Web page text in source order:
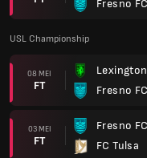
Oakland
USL Championship
18 APR.
FT
Colorado
Fresno FC
11 APR.
FT
Indy
Fresno FC